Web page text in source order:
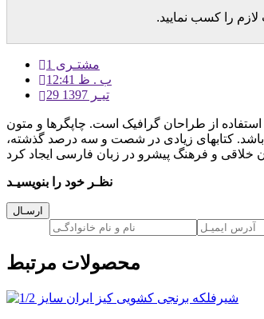
را کسب نمایید.
مشتـری 1
12:41 ب . ظ
29 تیـر 1397
از طراحان گرافیک است. چاپگرها و متون
باشد. کتابهای زیادی در شصت و سه درصد گذشته،
نظـر خود را بنویسیـد
ارسـال
محصولات مرتبط